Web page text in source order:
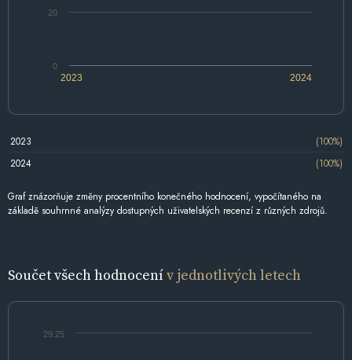
2023 2024
0
20
2023
(100%)
2024
(100%)
Graf znázorňuje změny procentního konečného hodnocení, vypočítaného na
základě souhrnné analýzy dostupných uživatelských recenzí z různých zdrojů.
Součet všech hodnocenív jednotlivých letech
29.25